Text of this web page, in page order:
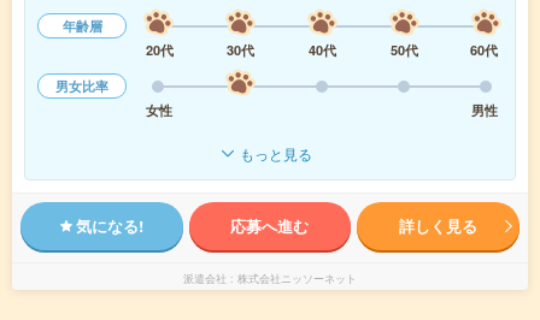
年齢層
20代
30代 40代 50代
60代
男女比率
女性
男性
もっと見る
気になる! 応募へ進む 詳しく見る
派遣会社 株式会社ニッソーネット